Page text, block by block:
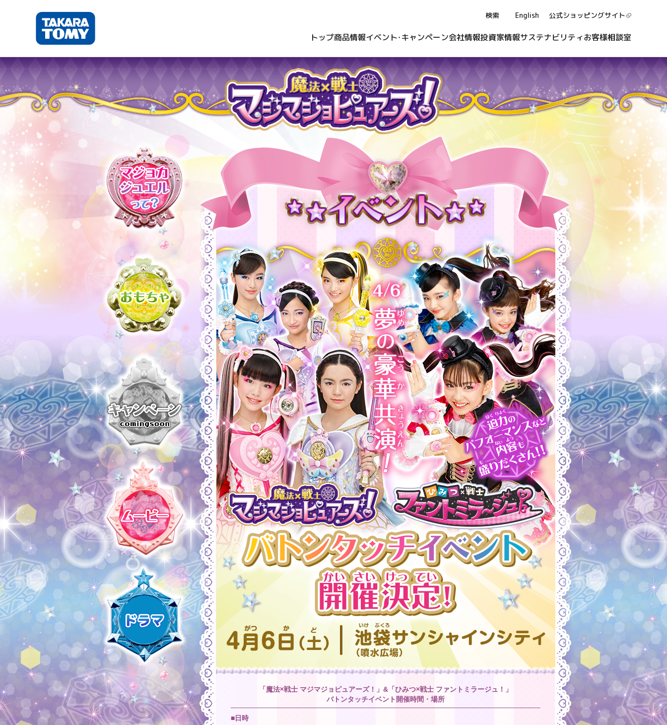
検索 English 公式ショッピングサイト
トップ商品情報イベント・キャンペーン会社情報投資家情報サステナビリティお客様相談室
「魔法×戦士 マジマジョピュアーズ！」&「ひみつ×戦士 ファントミラージュ！」
バトンタッチイベント開催時間・場所
■日時